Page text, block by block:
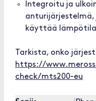
Integroitu ja
käyttää
Tarkista, onko
https://
check/mts200-eu